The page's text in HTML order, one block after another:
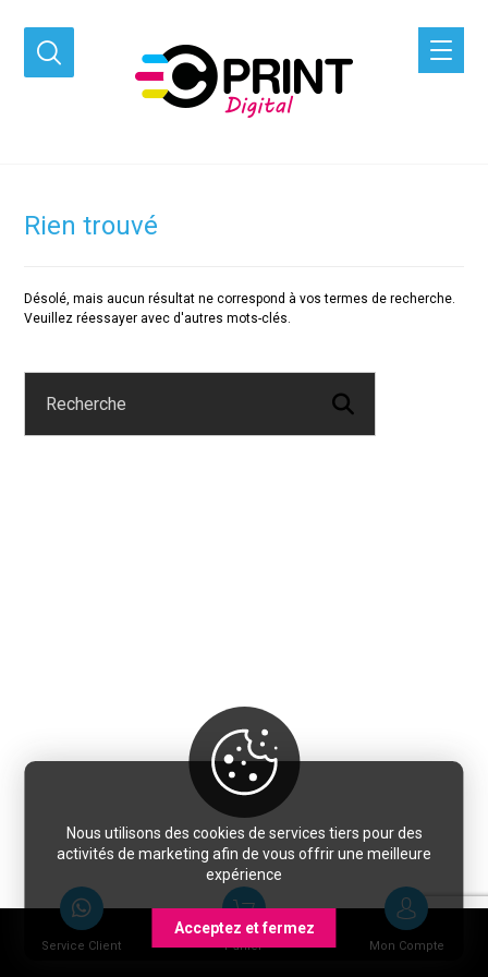
Rien trouvé
Désolé, mais aucun résultat ne correspond à vos termes de recherche.
Veuillez réessayer avec d'autres mots-clés.
Service Client Panier Mon Compte
Nous utilisons des cookies de services tiers pour des
activités de marketing afin de vous offrir une meilleure
expérience
Acceptez et fermez